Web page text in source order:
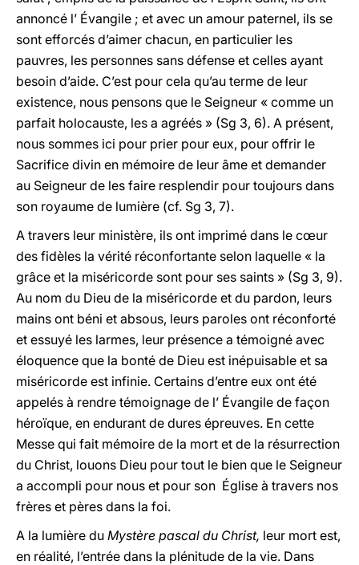
annoncé l’ Évangile ; et avec un amour paternel, ils se
sont efforcés d’aimer chacun, en particulier les
pauvres, les personnes sans défense et celles ayant
besoin d’aide. C’est pour cela qu’au terme de leur
existence, nous pensons que le Seigneur « comme un
parfait holocauste, les a agréés » (Sg 3, 6). A présent,
nous sommes ici pour prier pour eux, pour offrir le
Sacrifice divin en mémoire de leur âme et demander
au Seigneur de les faire resplendir pour toujours dans
son royaume de lumière (cf. Sg 3, 7).
A travers leur ministère, ils ont imprimé dans le cœur
des fidèles la vérité réconfortante selon laquelle « la
grâce et la miséricorde sont pour ses saints » (Sg 3, 9).
Au nom du Dieu de la miséricorde et du pardon, leurs
mains ont béni et absous, leurs paroles ont réconforté
et essuyé les larmes, leur présence a témoigné avec
éloquence que la bonté de Dieu est inépuisable et sa
miséricorde est infinie. Certains d’entre eux ont été
appelés à rendre témoignage de l’ Évangile de façon
héroïque, en endurant de dures épreuves. En cette
Messe qui fait mémoire de la mort et de la résurrection
du Christ, louons Dieu pour tout le bien que le Seigneur
a accompli pour nous et pour son Église à travers nos
frères et pères dans la foi.
A la lumière du Mystère pascal du Christ, leur mort est,
en réalité, l’entrée dans la plénitude de la vie. Dans